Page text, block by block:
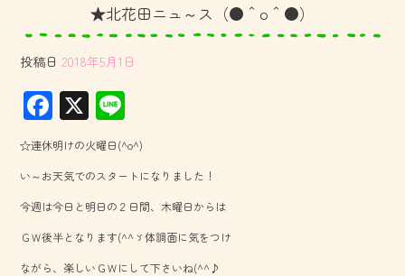
★北花田ニュ～ス（●＾o＾●）
投稿日 2018年5月1日
F
ac
e
b
o
ok
X
ne
☆連休明けの火曜日(^o^)
い～お天気でのスタートになりました！
今週は今日と明日の２日間、木曜日からは
ＧＷ後半となります(^^ゞ体調面に気をつけ
ながら、楽しいＧＷにして下さいね(^^♪